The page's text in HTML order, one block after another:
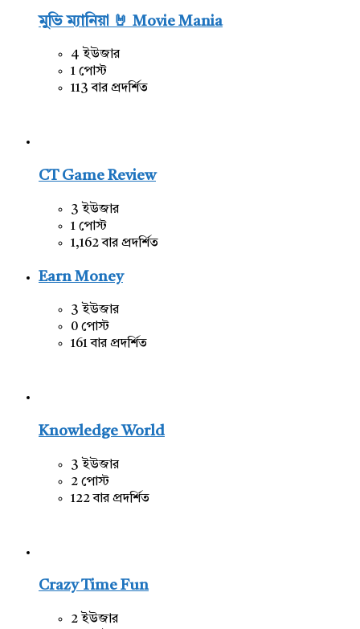
মুভি ম্যানিয়া 🤘 Movie Mania
4 ইউজার
1 পোস্ট
113 বার প্রদর্শিত
CT Game Review
3 ইউজার
1 পোস্ট
1,162 বার প্রদর্শিত
Earn Money
3 ইউজার
0 পোস্ট
161 বার প্রদর্শিত
Knowledge World
3 ইউজার
2 পোস্ট
122 বার প্রদর্শিত
Crazy Time Fun
2 ইউজার